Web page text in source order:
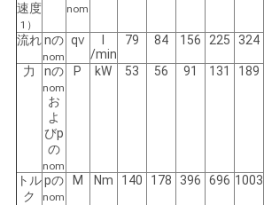
速度
1）
nom
流れnの
nom
qV
/min
79 84 156 225 324
力 nの
nom
お
よ
びp
の
nom
P kW 53 56 91 131 189
トル
ク
pの
nom
M Nm 140 178 396 696 1003